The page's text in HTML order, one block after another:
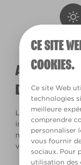
CE SITE
COOKIES.
Ce site Web
technologies
meilleure
comprendre
personnaliser
vous fournir
sociaux. Pour
utilisation des
A QUOI
DANS VOTRE
La lumière
important sur le
maison. Utilisez
votre couleur en